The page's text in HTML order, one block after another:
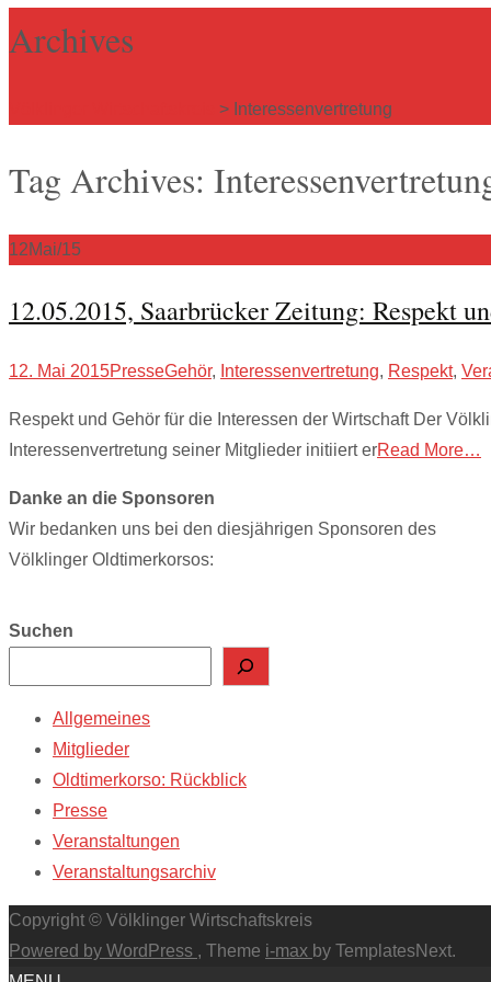
Archives
> Interessenvertretung
Tag Archives:
12Mai/15
12.05.2015, Saarbrücker Zeitung: Respekt
12. Mai 2015PresseGehör, Interessenvertretung, Respekt,
Respekt und Gehör für die Interessen der Wirtschaft Der
Interessenvertretung seiner Mitglieder initiiert erRead More…
Danke an die Sponsoren
Wir bedanken uns bei den diesjährigen Sponsoren des
Völklinger Oldtimerkorsos:
Suchen
Allgemeines
Mitglieder
Oldtimerkorso: Rückblick
Presse
Veranstaltungen
Veranstaltungsarchiv
Copyright © Völklinger Wirtschaftskreis
Powered by WordPress , Theme i-max by TemplatesNext.